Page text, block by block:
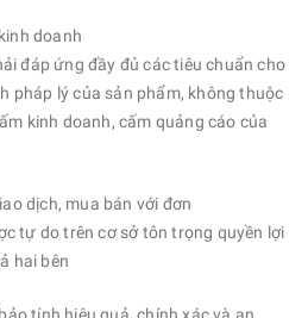
doanh
đáp ứng đầy đủ các tiêu chuẩn cho
pháp lý của sản phẩm, không thuộc
kinh doanh, cấm quảng cáo của
dịch, mua bán với đơn
tự do trên cơ sở tôn trọng quyền lợi
hai bên